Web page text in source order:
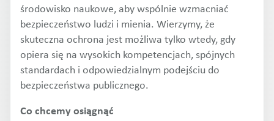
środowisko naukowe, aby wspólnie wzmacniać
bezpieczeństwo ludzi i mienia. Wierzymy, że
skuteczna ochrona jest możliwa tylko wtedy, gdy
opiera się na wysokich kompetencjach, spójnych
standardach i odpowiedzialnym podejściu do
bezpieczeństwa publicznego.
Co chcemy osiągnąć